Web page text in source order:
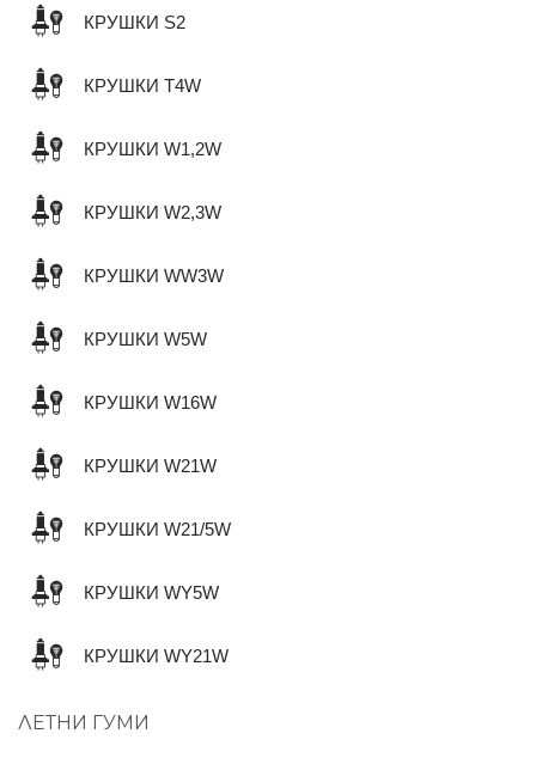
КРУШКИ S2
КРУШКИ T4W
КРУШКИ W1,2W
КРУШКИ W2,3W
КРУШКИ WW3W
КРУШКИ W5W
КРУШКИ W16W
КРУШКИ W21W
КРУШКИ W21/5W
КРУШКИ WY5W
КРУШКИ WY21W
ЛЕТНИ ГУМИ